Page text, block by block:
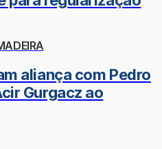
aliança com Pedro
Gurgacz ao